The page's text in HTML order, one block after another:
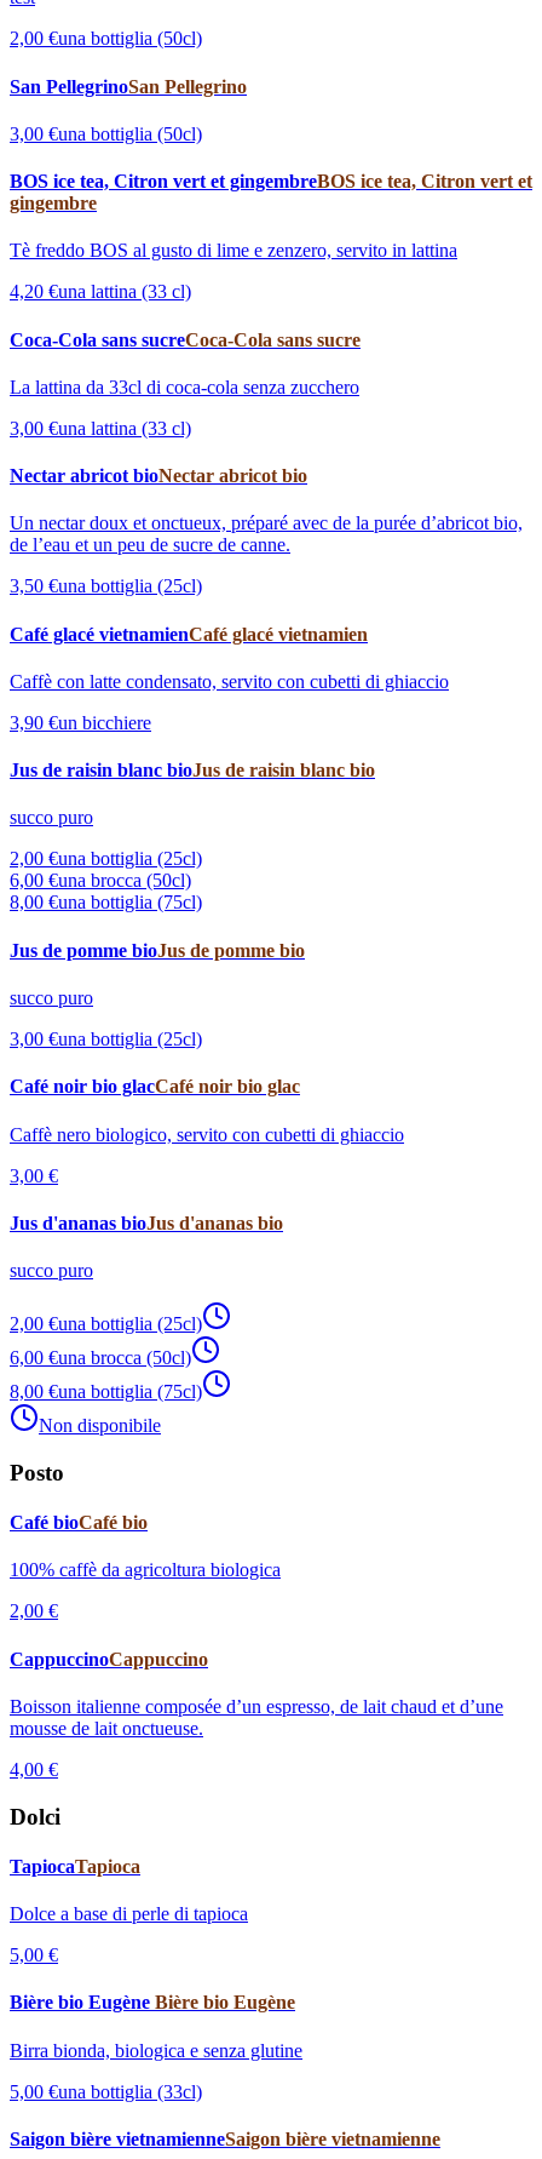
2,00 €una bottiglia (50cl)
San PellegrinoSan Pellegrino
3,00 €una bottiglia (50cl)
BOS ice tea, Citron vert et gingembreBOS ice tea, Citron vert et
gingembre
Tè freddo BOS al gusto di lime e zenzero, servito in lattina
4,20 €una lattina (33 cl)
Coca-Cola sans sucreCoca-Cola sans sucre
La lattina da 33cl di coca-cola senza zucchero
3,00 €una lattina (33 cl)
Nectar abricot bioNectar abricot bio
Un nectar doux et onctueux, préparé avec de la purée d’abricot bio,
de l’eau et un peu de sucre de canne.
3,50 €una bottiglia (25cl)
Café glacé vietnamienCafé glacé vietnamien
Caffè con latte condensato, servito con cubetti di ghiaccio
3,90 €un bicchiere
Jus de raisin blanc bioJus de raisin blanc bio
succo puro
2,00 €una bottiglia (25cl)
6,00 €una brocca (50cl)
8,00 €una bottiglia (75cl)
Jus de pomme bioJus de pomme bio
succo puro
3,00 €una bottiglia (25cl)
Café noir bio glacCafé noir bio glac
Caffè nero biologico, servito con cubetti di ghiaccio
3,00 €
Jus d'ananas bioJus d'ananas bio
succo puro
2,00 €una bottiglia (25cl)
6,00 €una brocca (50cl)
8,00 €una bottiglia (75cl)
Non disponibile
Posto
Café bioCafé bio
100% caffè da agricoltura biologica
2,00 €
CappuccinoCappuccino
Boisson italienne composée d’un espresso, de lait chaud et d’une
mousse de lait onctueuse.
4,00 €
Dolci
TapiocaTapioca
Dolce a base di perle di tapioca
5,00 €
Bière bio Eugène Bière bio Eugène
Birra bionda, biologica e senza glutine
5,00 €una bottiglia (33cl)
Saigon bière vietnamienneSaigon bière vietnamienne